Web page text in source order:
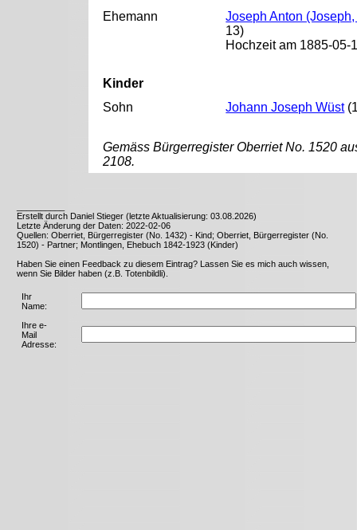
Ehemann
Joseph Anton
13)
Hochzeit am 1885-05-
Kinder
Sohn
Johann Joseph Wüst
Gemäss Bürgerregister Oberriet No. 1520
2108.
Erstellt durch Daniel Stieger (letzte Aktualisierung: 03.08.2026)
Letzte Änderung der Daten: 2022-02-06
Quellen: Oberriet, Bürgerregister (No. 1432) - Kind; Oberriet, Bürgerregister (No.
1520) - Partner; Montlingen, Ehebuch 1842-1923 (Kinder)
Haben Sie einen Feedback zu diesem Eintrag? Lassen Sie es mich auch wissen,
wenn Sie Bilder haben (z.B. Totenbildli).
Ihr
Name:
Ihre e-
Mail
Adresse: